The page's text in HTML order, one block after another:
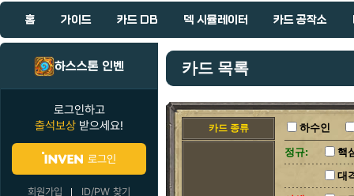
홈 가이드 카드 DB 덱 시뮬레이터 카드 공작소
하스스톤 인벤
로그인하고
출석보상 받으세요!
로그인
회원가입 ID/PW 찾기
카드 목록
카드 종류 하수인
정규:
핵
대